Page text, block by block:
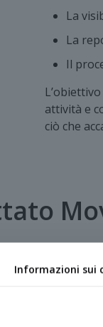
La
La
Il
attività e
ciò che
I
Informazioni sui